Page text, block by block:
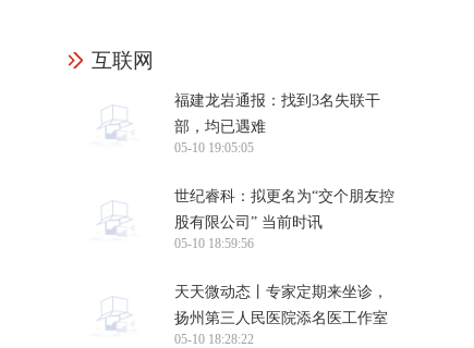
互联网
福建龙岩通报：找到3名失联干
部，均已遇难
05-10 19:05:05
世纪睿科：拟更名为“交个朋友控
股有限公司” 当前时讯
05-10 18:59:56
天天微动态丨专家定期来坐诊，
扬州第三人民医院添名医工作室
05-10 18:28:22